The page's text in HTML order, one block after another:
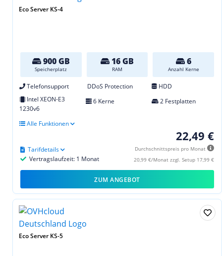
Eco Server KS-4
900 GB
Speicherplatz
16 GB
RAM
6
Anzahl Kerne
Telefonsupport DDoS Protection
HDD
Intel XEON-E3
1230v6
6 Kerne 2 Festplatten
Alle Funktionen
22,49 €
Durchschnittspreis pro Monat
20,99 €/Monat zzgl. Setup 17,99 €
Vertragslaufzeit: 1 Monat
Tarifdetails
ZUM ANGEBOT
Eco Server KS-5